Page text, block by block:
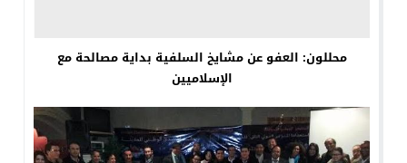
محللون: العفو عن مشايخ السلفية بداية مصالحة مع
الإسلاميين